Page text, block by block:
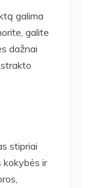
galima
galite
dažnai
stipriai
kokybės ir